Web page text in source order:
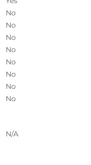
No
No
No
No
No
No
No
No
N/A